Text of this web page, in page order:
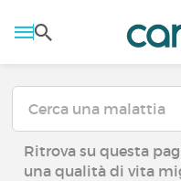
Ritrova su questa
una qualità di vita